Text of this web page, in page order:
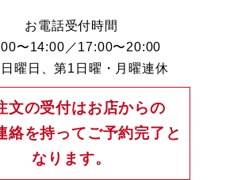
お電話受付時間
〜14:00／17:00〜20:00
曜日、第1日曜・月曜連休
文の受付はお店からの
絡を持ってご予約完了と
なります。